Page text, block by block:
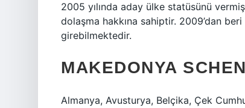
2005 yılında aday ülke statüsünü
dolaşma hakkına sahiptir. 2009’dan
girebilmektedir.
MAKEDONYA
Almanya, Avusturya, Belçika, Çek